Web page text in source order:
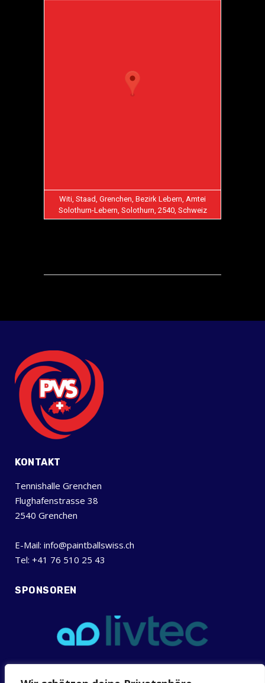
Witi, Staad, Grenchen, Bezirk Lebern, Amtei
Solothurn-Lebern, Solothurn, 2540, Schweiz
KONTAKT
Tennishalle Grenchen
Flughafenstrasse 38
2540 Grenchen
E-Mail: info@paintballswiss.ch
Tel: +41 76 510 25 43
SPONSOREN